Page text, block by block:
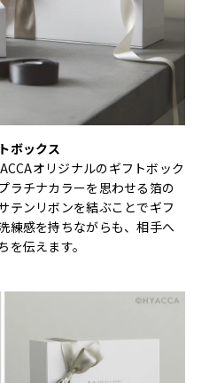
ボックス
オリジナルのギフトボック
ラチナカラーを思わせる箔の
テンリボンを結ぶことでギフ
練感を持ちながらも、相手へ
伝えます。